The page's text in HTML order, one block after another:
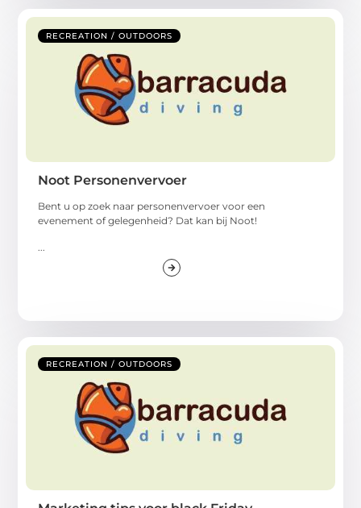
RECREATION / OUTDOORS
Noot Personenvervoer
Bent u op zoek naar personenvervoer voor een
evenement of gelegenheid? Dat kan bij Noot!
RECREATION / OUTDOORS